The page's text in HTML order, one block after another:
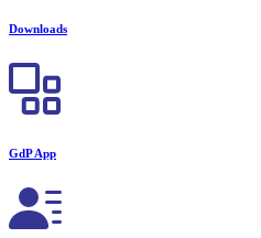
Downloads
GdP App